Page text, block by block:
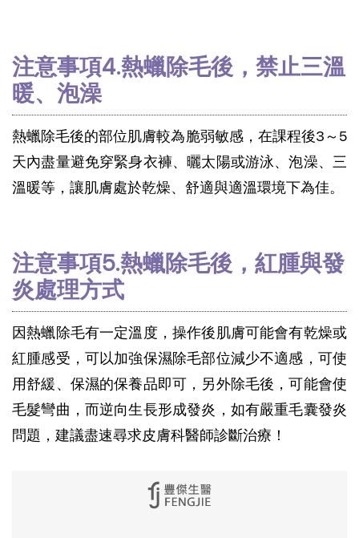
注意事項4.熱蠟除毛後，禁止三溫
暖、泡澡
熱蠟除毛後的部位肌膚較為脆弱敏感，在課程後3～5
天內盡量避免穿緊身衣褲、曬太陽或游泳、泡澡、三
溫暖等，讓肌膚處於乾燥、舒適與適溫環境下為佳。
注意事項5.熱蠟除毛後，紅腫與發
炎處理方式
因熱蠟除毛有一定溫度，操作後肌膚可能會有乾燥或
紅腫感受，可以加強保濕除毛部位減少不適感，可使
用舒緩、保濕的保養品即可，另外除毛後，可能會使
毛髮彎曲，而逆向生長形成發炎，如有嚴重毛囊發炎
問題，建議盡速尋求皮膚科醫師診斷治療！